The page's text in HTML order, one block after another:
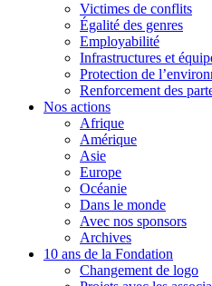
Victimes de conflits
Égalité des genres
Employabilité
Infrastructures et
Protection de
Renforcement des
Nos actions
Afrique
Amérique
Asie
Europe
Océanie
Dans le monde
Avec nos sponsors
Archives
10 ans de la Fondation
Changement de logo